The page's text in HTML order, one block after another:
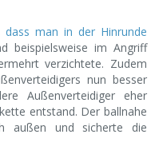
man in der Hinrunde
beispielsweise im Angriff
verzichtete. Zudem
nun besser
Außenverteidiger eher
entstand. Der ballnahe
außen und sicherte die